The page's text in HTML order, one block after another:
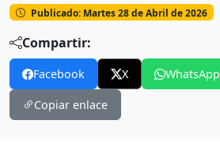
Publicado: Martes 28 de Abril de 2026
Compartir:
Facebook X WhatsApp
Copiar enlace